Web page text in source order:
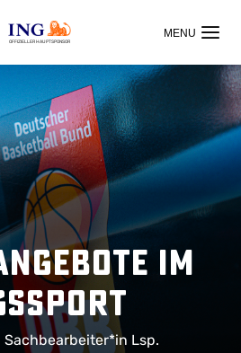
OFFIZIELLER HAUPTSPONSOR
im
Lsp.